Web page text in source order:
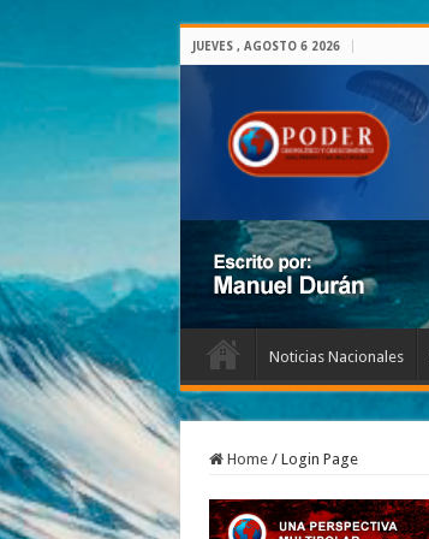
JUEVES , AGOSTO 6 2026
Noticias Nacionales
Home / Login Page